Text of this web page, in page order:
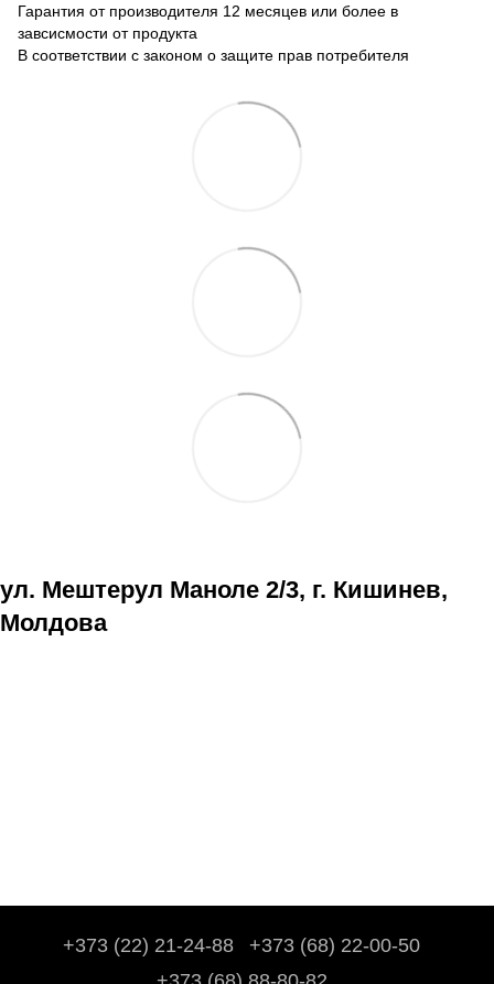
Гарантия от производителя 12 месяцев или более в
завсисмости от продукта
В соответствии с законом о защите прав потребителя
ул. Мештерул Маноле 2/3, г. Кишинев,
Молдова
+373 (22) 21-24-88
+373 (68) 22-00-50